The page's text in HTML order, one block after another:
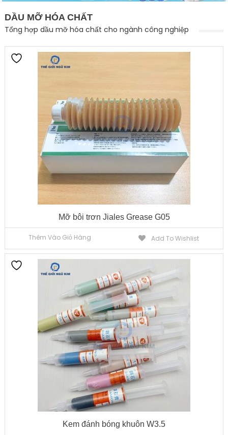
DẦU MỠ HÓA CHẤT
Tổng hợp dầu mỡ hóa chất cho ngành công nghiệp
Mỡ bôi trơn Jiales Grease G05
Thêm Vào Giỏ Hàng Add To Wishlist
Kem đánh bóng khuôn W3.5